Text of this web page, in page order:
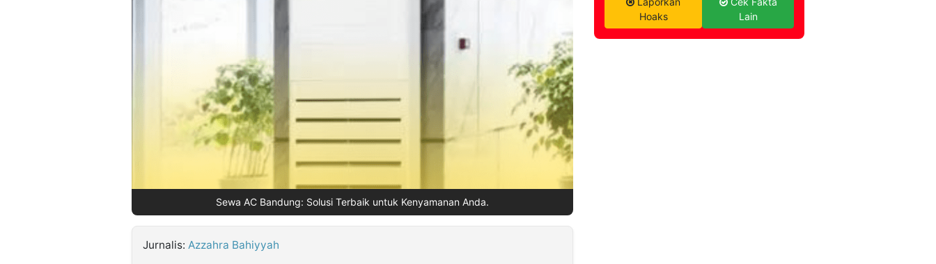
Sewa AC Bandung: Solusi Terbaik untuk Kenyamanan Anda.
Jurnalis: Azzahra Bahiyyah
Hoaks
Lain